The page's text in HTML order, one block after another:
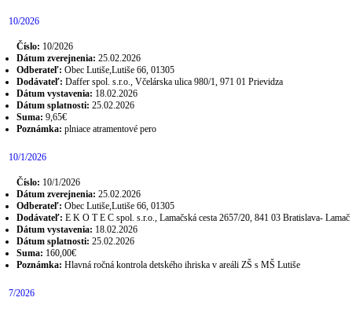
10/2026
Číslo: 10/2026
Dátum zverejnenia: 25.02.2026
Odberateľ: Obec Lutiše,Lutiše 66, 01305
Dodávateľ: Daffer spol. s.r.o., Včelárska ulica 980/1, 971 01 Prievidza
Dátum vystavenia: 18.02.2026
Dátum splatnosti: 25.02.2026
Suma: 9,65€
Poznámka: plniace atramentové pero
10/1/2026
Číslo: 10/1/2026
Dátum zverejnenia: 25.02.2026
Odberateľ: Obec Lutiše,Lutiše 66, 01305
Dodávateľ: E K O T E C spol. s.r.o., Lamačská cesta 2657/20, 841 03 Bratislava- Lamač
Dátum vystavenia: 18.02.2026
Dátum splatnosti: 25.02.2026
Suma: 160,00€
Poznámka: Hlavná ročná kontrola detského ihriska v areáli ZŠ s MŠ Lutiše
7/2026